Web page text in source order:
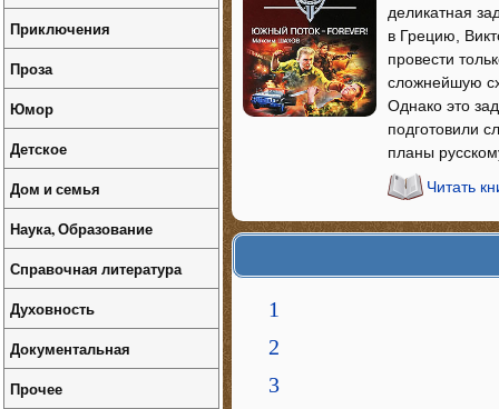
деликатная
в Грецию,
провести
сложнейшую
Однако это
подготовили
планы
Читать
1
2
3
Приключения
Проза
Юмор
Детское
Дом и семья
Наука, Образование
Справочная литература
Духовность
Документальная
Прочее